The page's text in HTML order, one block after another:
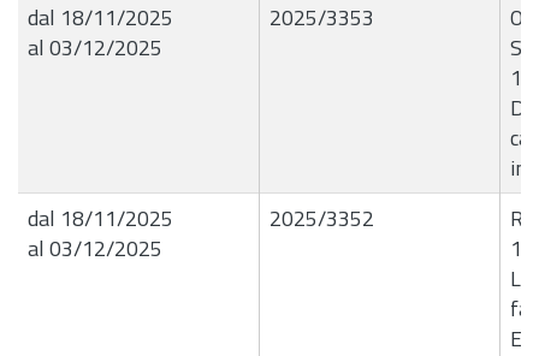
dal 18/11/2025
al 03/12/2025
2025/3353
dal 18/11/2025
al 03/12/2025
2025/3352